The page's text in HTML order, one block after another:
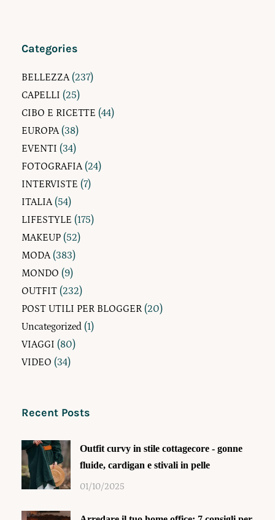
Categories
BELLEZZA(237)
CAPELLI (25)
CIBO E RICETTE (44)
EUROPA(38)
EVENTI (34)
FOTOGRAFIA(24)
INTERVISTE (7)
ITALIA(54)
LIFESTYLE (175)
MAKEUP (52)
MODA(383)
MONDO (9)
OUTFIT (232)
POST UTILI PER BLOGGER (20)
Uncategorized (1)
VIAGGI (80)
VIDEO (34)
Recent Posts
Outfit curvy in stile cottagecore - gonne
fluide, cardigan e stivali in pelle
01/10/2025